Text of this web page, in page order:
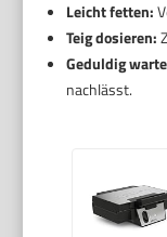
Leicht fetten:
Teig dosieren:
Geduldig
nachlässt.